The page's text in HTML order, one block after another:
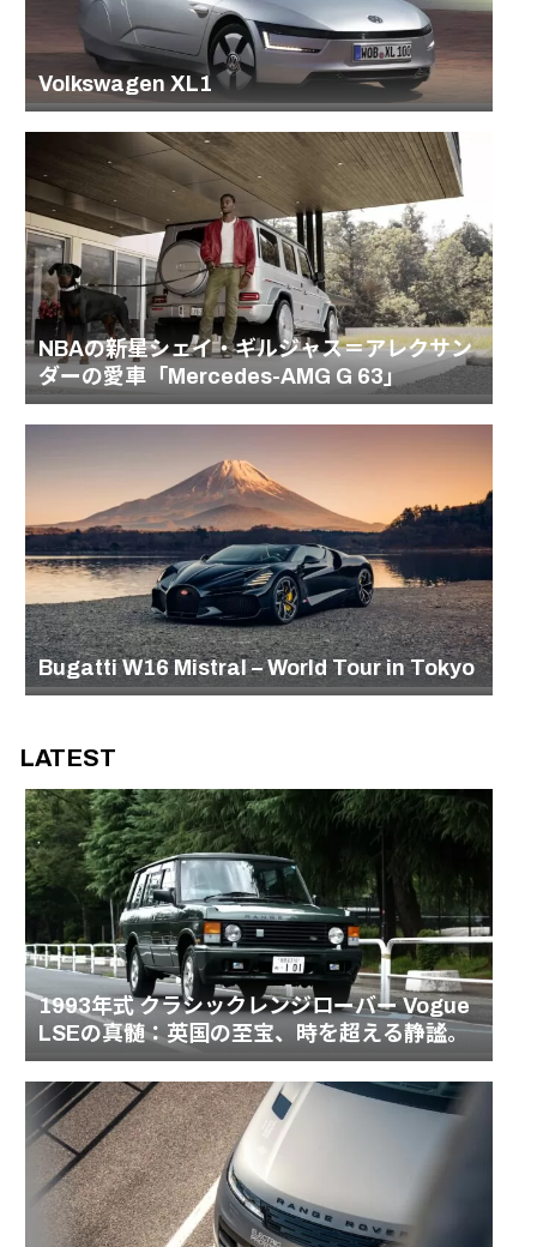
Volkswagen XL1
NBAの新星シェイ・ギルジャス＝アレクサン
ダーの愛車「Mercedes-AMG G 63」
Bugatti W16 Mistral – World Tour in Tokyo
LATEST
1993年式 クラシックレンジローバー Vogue
LSEの真髄：英国の至宝、時を超える静謐。